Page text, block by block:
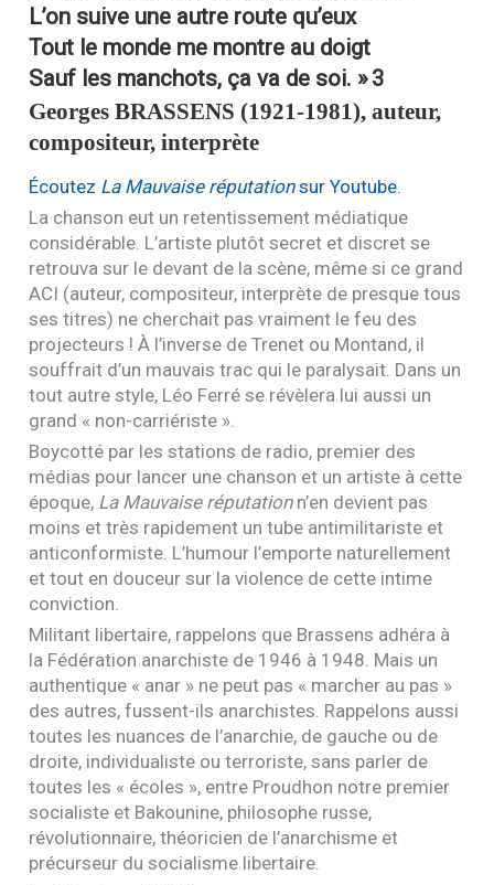
L’on suive une autre route qu’eux
Tout le monde me montre au doigt
Sauf les manchots, ça va de soi. »3
GeorgesBRASSENS (1921-1981), auteur,
compositeur, interprète
Écoutez La Mauvaise réputationsur Youtube.
La chanson eut un retentissement médiatique
considérable. L’artiste plutôt secret et discret se
retrouva sur le devant de la scène, même si ce grand
ACI (auteur, compositeur, interprète de presque tous
ses titres) ne cherchait pas vraiment le feu des
projecteurs ! À l’inverse de Trenet ou Montand, il
souffrait d’un mauvais trac qui le paralysait. Dans un
tout autre style, Léo Ferré se révèlera lui aussi un
grand « non-carriériste ».
Boycotté par les stations de radio, premier des
médias pour lancer une chanson et un artiste à cette
époque, La Mauvaise réputationn’en devient pas
moins et très rapidement un tube antimilitariste et
anticonformiste. L’humour l’emporte naturellement
et tout en douceur sur la violence de cette intime
conviction.
Militant libertaire, rappelons que Brassens adhéra à
la Fédération anarchiste de 1946 à 1948. Mais un
authentique « anar » ne peut pas « marcher au pas »
des autres, fussent-ils anarchistes. Rappelons aussi
toutes les nuances de l’anarchie, de gauche ou de
droite, individualiste ou terroriste, sans parler de
toutes les « écoles », entre Proudhon notre premier
socialiste et Bakounine, philosophe russe,
révolutionnaire, théoricien de l’anarchisme et
précurseur du socialisme libertaire.